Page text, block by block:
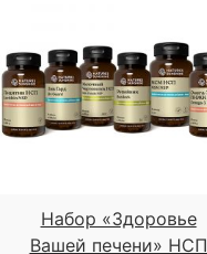
Набор «Здоровье
Вашей печени» НСП